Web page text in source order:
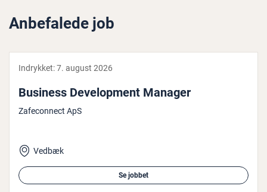
Anbefalede job
Indrykket:7. august 2026
Business De­ve­l­op­ment Manager
Zafeconnect ApS
Vedbæk
Se jobbet